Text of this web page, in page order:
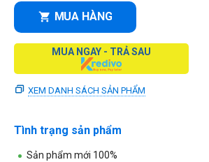
MUA HÀNG
MUA NGAY - TRẢ SAU
XEM DANH SÁCH SẢN PHẨM
Tình trạng sản phẩm
Sản phẩm mới 100%